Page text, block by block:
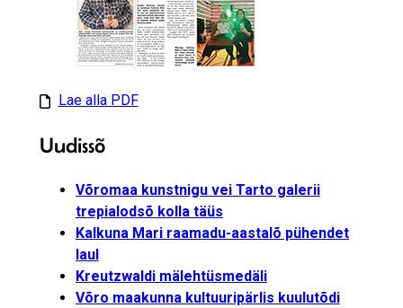
Lae alla PDF
Uudissõ
Võromaa kunstnigu vei Tarto galerii
trepialodsõ kolla täüs
Kalkuna Mari raamadu-aastalõ pühendet
laul
Kreutzwaldi mälehtüsmedäli
Võro maakunna kultuuripärlis kuulutõdi